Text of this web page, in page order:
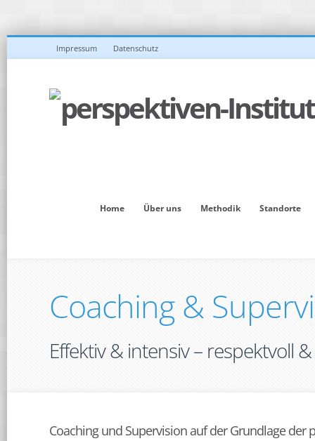
Impressum Datenschutz
Home Über uns Methodik Standorte
Coaching &
Effektiv & intensiv – respektvoll
Coaching und Supervision auf der Grundlage